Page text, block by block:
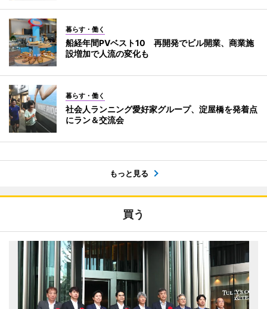
暮らす・働く
船経年間PVベスト10 再開発でビル開業、商業施
設増加で人流の変化も
暮らす・働く
社会人ランニング愛好家グループ、淀屋橋を発着点
にラン＆交流会
もっと見る
買う